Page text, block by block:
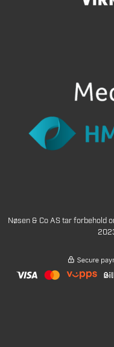
Nøsen & Co AS tar forbehold